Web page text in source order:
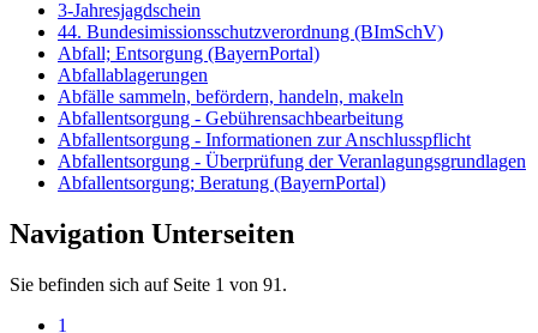
3-Jahresjagdschein
44. Bundesimissionsschutzverordnung (BImSchV)
Abfall; Entsorgung (BayernPortal)
Abfallablagerungen
Abfälle sammeln, befördern, handeln, makeln
Abfallentsorgung - Gebührensachbearbeitung
Abfallentsorgung - Informationen zur Anschlusspflicht
Abfallentsorgung - Überprüfung der Veranlagungsgrundlagen
Abfallentsorgung; Beratung (BayernPortal)
Navigation Unterseiten
Sie befinden sich auf Seite 1 von 91.
1